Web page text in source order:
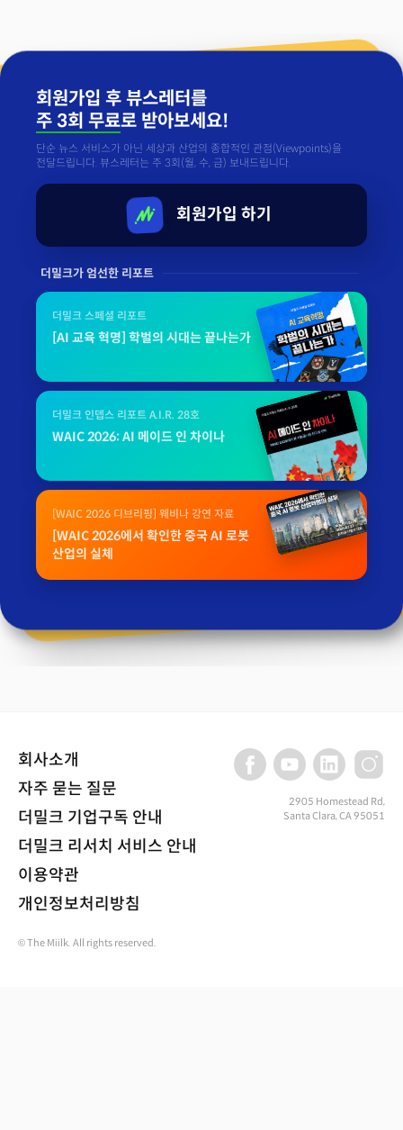
회원가입 후 뷰스레터를
주 3회 무료로 받아보세요!
단순 뉴스 서비스가 아닌 세상과 산업의 종합적인 관점(Viewpoints)을
전달드립니다. 뷰스레터는 주 3회(월, 수, 금) 보내드립니다.
회원가입 하기
더밀크가 엄선한 리포트
더밀크 스페셜 리포트
[AI 교육 혁명] 학벌의 시대는 끝나는가
더밀크 인뎁스 리포트 A.I.R. 28호
WAIC 2026: AI 메이드 인 차이나
[WAIC 2026 디브리핑] 웨비나 강연 자료
[WAIC 2026에서 확인한 중국 AI 로봇
산업의 실체
회사소개
자주 묻는 질문
더밀크 기업구독 안내
더밀크 리서치 서비스 안내
이용약관
개인정보처리방침
2905 Homestead Rd,
Santa Clara, CA 95051
© The Miilk. All rights reserved.